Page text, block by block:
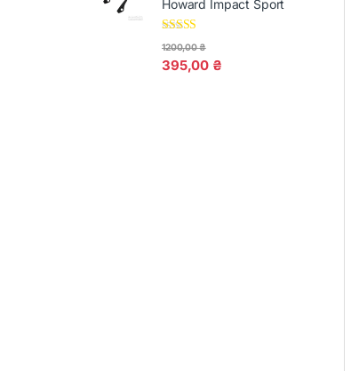
Howard Impact Sport
Оцінено в
5.00з 5
395,00 ₴
1200,00₴